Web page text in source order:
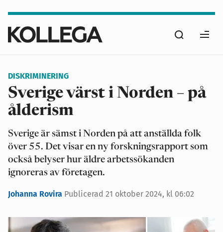
huvudinnehåll
Sök
DISKRIMINERING
Sverige värst i Norden – på
ålderism
Sverige är sämst i Norden på att anställda folk
över 55. Det visar en ny forskningsrapport som
också belyser hur äldre arbetssökanden
ignoreras av företagen.
Johanna Rovira Publicerad 21 oktober 2024, kl 06:02